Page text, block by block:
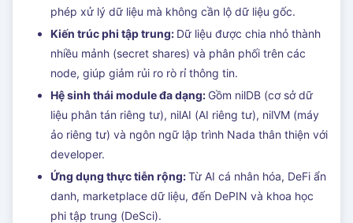
phép xử lý dữ liệu mà không cần lộ dữ liệu gốc.
Kiến trúc phi tập trung: Dữ liệu được chia nhỏ thành
nhiều mảnh (secret shares) và phân phối trên các
node, giúp giảm rủi ro rò rỉ thông tin.
Hệ sinh thái module đa dạng: Gồm nilDB (cơ sở dữ
liệu phân tán riêng tư), nilAI (AI riêng tư), nilVM (máy
ảo riêng tư) và ngôn ngữ lập trình Nada thân thiện với
developer.
Ứng dụng thực tiễn rộng:Từ AI cá nhân hóa, DeFi ẩn
danh, marketplace dữ liệu, đến DePIN và khoa học
phi tập trung (DeSci).